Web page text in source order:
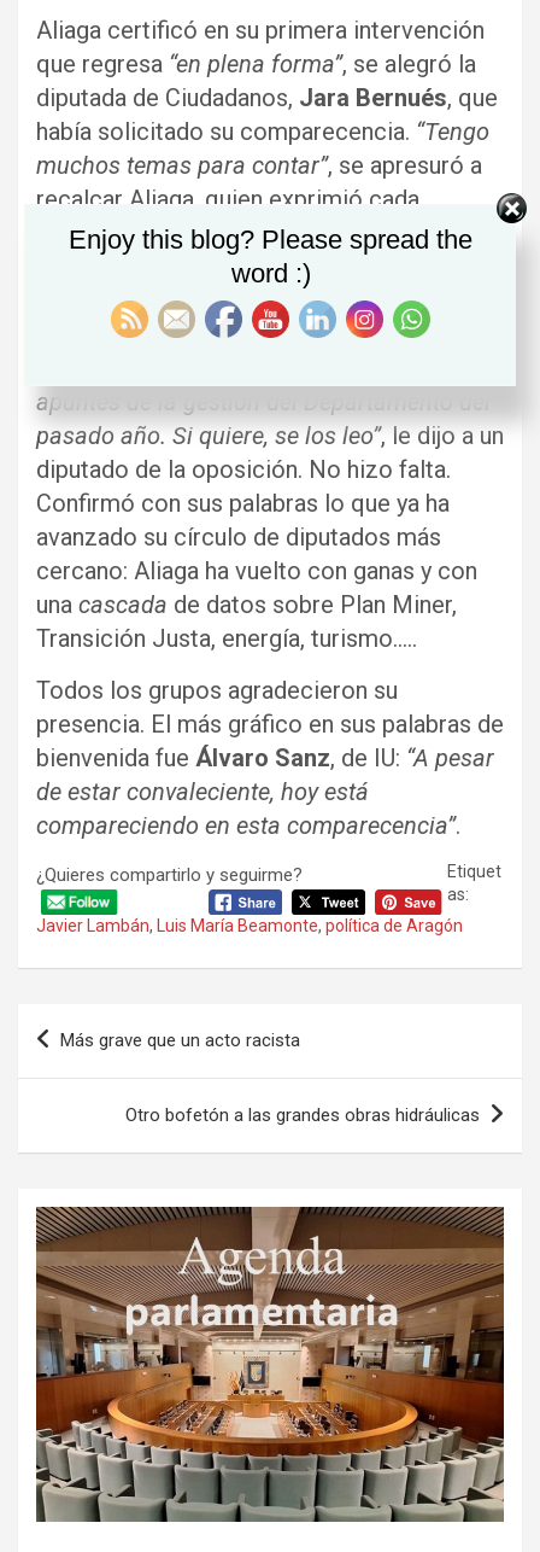
Aliaga certificó en su primera intervención
que regresa “en plena forma”, se alegró la
diputada de Ciudadanos, Jara Bernués, que
había solicitado su comparecencia. “Tengo
muchos temas para contar”, se apresuró a
recalcar Aliaga, quien exprimió cada
segundo de su intervención lanzando los
temas uno a tras otro, a la carrera, casi sin
coger aire, como un alumno aventajado que
quiere demostrar a su profesor que se lo
apuntes de la gestión del Departamento del
pasado año. Si quiere, se los leo”, le dijo a un
diputado de la oposición. No hizo falta.
Confirmó con sus palabras lo que ya ha
avanzado su círculo de diputados más
cercano: Aliaga ha vuelto con ganas y con
una cascada de datos sobre Plan Miner,
Transición Justa, energía, turismo…..
Todos los grupos agradecieron su
presencia. El más gráfico en sus palabras de
bienvenida fue Álvaro Sanz, de IU: “A pesar
de estar convaleciente, hoy está
compareciendo en esta comparecencia”.
¿Quieres compartirlo y seguirme?
Etiquet
as:
Javier Lambán, Luis María Beamonte, política de Aragón
Navegación
de
Más grave que un acto racista
Otro bofetón a las grandes obras hidráulicas
Enjoy this blog? Please spread the
word :)